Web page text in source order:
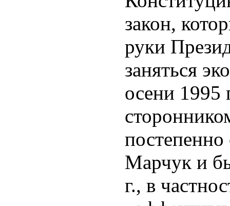
закон,
руки
заняться
осени 1995
Марчук и
г., в